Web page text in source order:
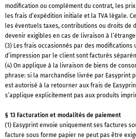
modification ou complément du contrat, les
les frais d’expédition initiale et la TVA légale.
les éventuels taxes, contributions ou droits de
devenir exigibles en cas de livraison à
(3) Les frais occasionnés par des
d’impression par le client sont facturés
(4) On applique à la livraison de biens de
phrase: si la marchandise livrée par Easyprint
est autorisé à la retourner aux frais de
s’applique explicitement pas aux produits
§ 13 Facturation et modalités de paiement
(1) Easyprint envoie uniquement ses factures
facture sous forme papier ne peut pas être